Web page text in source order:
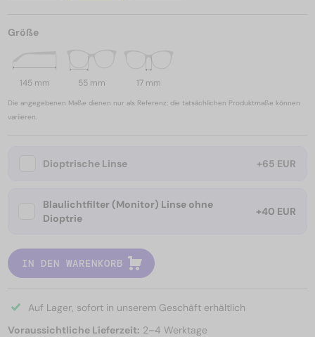
Größe
145 mm 55 mm 17 mm
Die angegebenen Maße dienen nur als Referenz; die tatsächlichen Produktmaße können
variieren.
Dioptrische Linse +65 EUR
Blaulichtfilter (Monitor) Linse ohne
Dioptrie
+40 EUR
IN DEN WARENKORB
Auf Lager, sofort in unserem Geschäft erhältlich
Voraussichtliche Lieferzeit: 2–4 Werktage